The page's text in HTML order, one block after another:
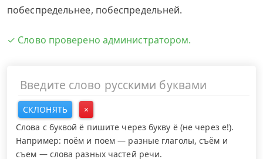
побеспредельнее, побеспредельней.
✓ Слово проверено администратором.
СКЛОНЯТЬ
×
Слова с буквой ё пишите через букву ё (не через е!).
Например: поём и поем — разные глаголы, съём и
съем — слова разных частей речи.